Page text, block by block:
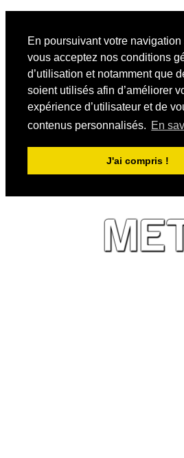
En poursuivant votre navigation
vous acceptez nos conditions
d’utilisation et notamment que
soient utilisés afin d’améliorer
expérience d’utilisateur et de
contenus personnalisés. En
J'ai compris !